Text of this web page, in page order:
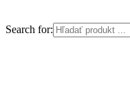
Search for: